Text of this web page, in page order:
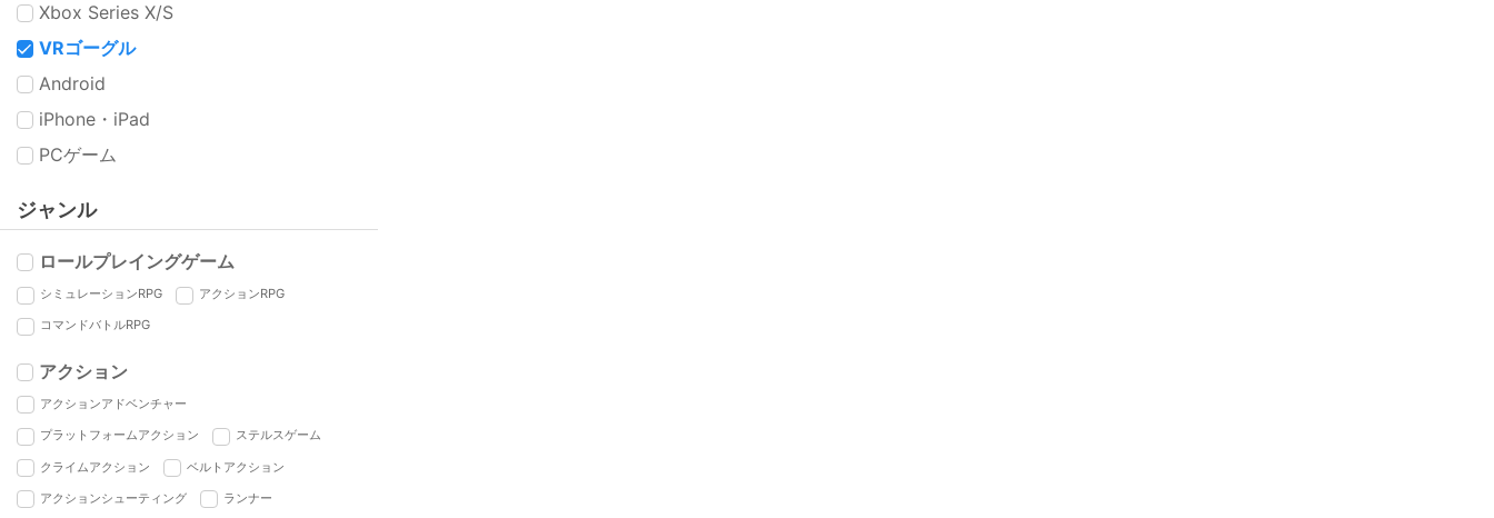
Xbox Series X/S
VRゴーグル
Android
iPhone・iPad
PCゲーム
ジャンル
ロールプレイングゲーム
シミュレーションRPG アクションRPG
コマンドバトルRPG
アクション
アクションアドベンチャー
プラットフォームアクション ステルスゲーム
クライムアクション ベルトアクション
アクションシューティング ランナー